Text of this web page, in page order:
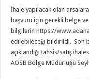
İhale yapılacak olan
başvuru için gerekli belge ve
bilgilerin https://
edilebileceği bildirildi. Son
açıklandığı tahsis/satış
AOSB Bölge Müdürlüğü